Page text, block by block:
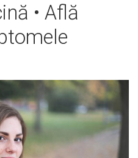
• Află